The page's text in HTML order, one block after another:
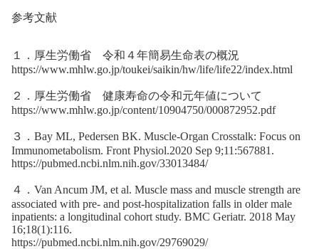
参考文献
１．厚生労働省 令和４年簡易生命表の概況
https://www.mhlw.go.jp/toukei/saikin/hw/life/life22/index.html
２．厚生労働省 健康寿命の令和元年値について
https://www.mhlw.go.jp/content/10904750/000872952.pdf
３．Bay ML, Pedersen BK. Muscle-Organ Crosstalk: Focus on
Immunometabolism. Front Physiol.2020 Sep 9;11:567881.
https://pubmed.ncbi.nlm.nih.gov/33013484/
４．Van Ancum JM, et al. Muscle mass and muscle strength are
associated with pre- and post-hospitalization falls in older male
inpatients: a longitudinal cohort study. BMC Geriatr. 2018 May
16;18(1):116.
https://pubmed.ncbi.nlm.nih.gov/29769029/